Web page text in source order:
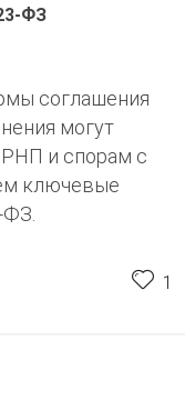
ФЗ
соглашения
могут
и спорам с
ключевые
1